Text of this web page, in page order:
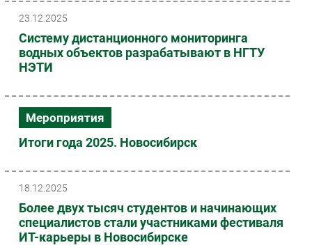
23.12.2025
Систему дистанционного мониторинга
водных объектов разрабатывают в НГТУ
НЭТИ
Мероприятия
Итоги года 2025. Новосибирск
18.12.2025
Более двух тысяч студентов и начинающих
специалистов стали участниками фестиваля
ИТ-карьеры в Новосибирске